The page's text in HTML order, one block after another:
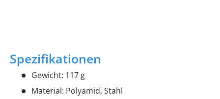
Spezifikationen
Gewicht: 117 g
Material: Polyamid, Stahl